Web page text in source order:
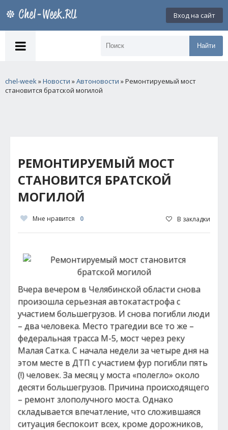
Вход на сайт
Найти
chel-week»Новости »Автоновости » Ремонтируемый мост
становится братской могилой
РЕМОНТИРУЕМЫЙ МОСТ
СТАНОВИТСЯ БРАТСКОЙ
МОГИЛОЙ
Мне нравится 0 В закладки
Вчера вечером в Челябинской области снова
произошла серьезная автокатастрофа с
участием большегрузов. И снова погибли люди
– два человека. Место трагедии все то же –
федеральная трасса М-5, мост через реку
Малая Сатка. С начала недели за четыре дня на
этом месте в ДТП с участием фур погибли пять
(!) человек. За месяц у моста «полегло» около
десяти большегрузов. Причина происходящего
– ремонт злополучного моста. Однако
складывается впечатление, что сложившаяся
ситуация беспокоит всех, кроме дорожников,